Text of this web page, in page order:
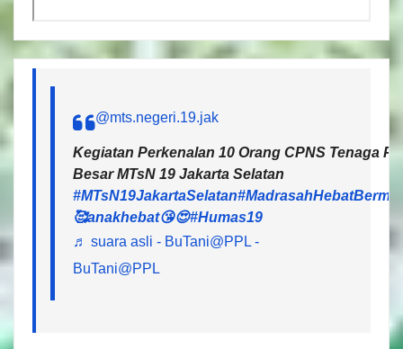
@mts.negeri.19.jak
Kegiatan Perkenalan 10 Orang CPNS Tenaga
Besar MTsN 19 Jakarta Selatan
#MTsN19JakartaSelatan
🥰anakhebat😘😍#Humas19
♬ suara asli - BuTani@PPL -
BuTani@PPL